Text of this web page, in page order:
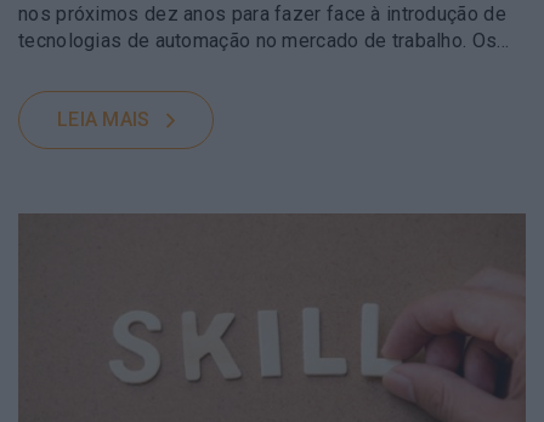
nos próximos dez anos para fazer face à introdução de
tecnologias de automação no mercado de trabalho. Os…
LEIA MAIS